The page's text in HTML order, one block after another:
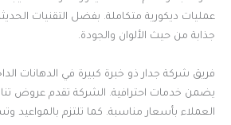
عمليات ديكورية متكاملة. بفضل التقنيات
جذابة من حيث الألوان والجودة.
فريق شركة جدار ذو خبرة كبيرة في الدهانات
يضمن خدمات احترافية. الشركة تقدم عروض
العملاء بأسعار مناسبة. كما تلتزم بالمواعيد